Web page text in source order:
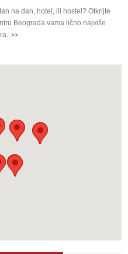
na dan, hotel, ili hostel? Otkrijte
Beograda vama lično najviše
>>